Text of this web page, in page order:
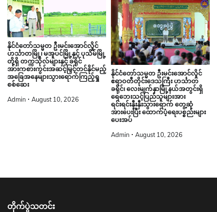
နိုင်ငံတော်သမ္မတ ဦးမင်းအောင်လှိုင်
ဟင်္သာတမြို့၊ မအူပင်မြို့နှင့် ပုသိမ်မြို့
တို့ရှိ တက္ကသိုလ်များနှင့် ခရိုင်
အားကစားကွင်းအဆင့်မြှင့်တင်နိုင်မည့်
အခြေအနေများသွားရောက်ကြည့်ရှု
စစ်ဆေး
Admin August 10, 2026
နိုင်ငံတော်သမ္မတ ဦးမင်းအောင်လှိုင်
ဧရာဝတီတိုင်းဒေသကြီး ဟင်္သာတ
ခရိုင်၊ လေးမျက်နှာမြို့နယ်အတွင်းရှိ
ရေဘေးသင့်ပြည်သူများအား
ရင်းရင်းနှီးနှီးသွားရောက် တွေ့ဆုံ
အားပေးပြီး ထောက်ပံ့ရေးပစ္စည်းများ
ပေးအပ်
Admin August 10, 2026
တိုက်ပွဲသတင်း